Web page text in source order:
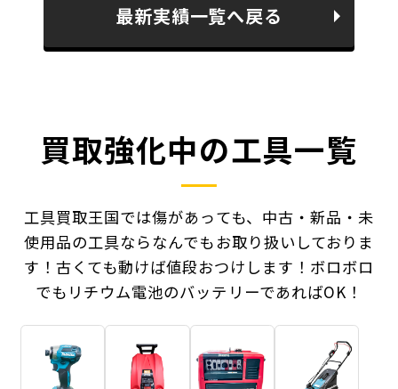
最新実績一覧へ戻る
買取強化中の工具一覧
工具買取王国では傷があっても、中古・新品・未
使用品の工具ならなんでもお取り扱いしておりま
す！ 古くても動けば値段おつけします！ボロボロ
でもリチウム電池のバッテリーであればOK！